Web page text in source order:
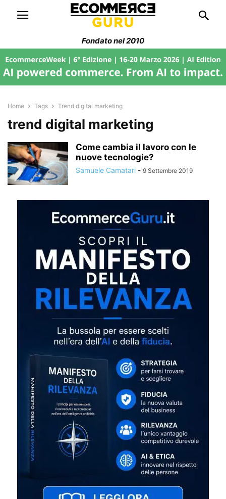
Fondato nel 2010
Home Tags Trend digital marketing
trend digital marketing
Come cambia il lavoro con le
nuove tecnologie?
Samuele Camatari - 9 Settembre 2019